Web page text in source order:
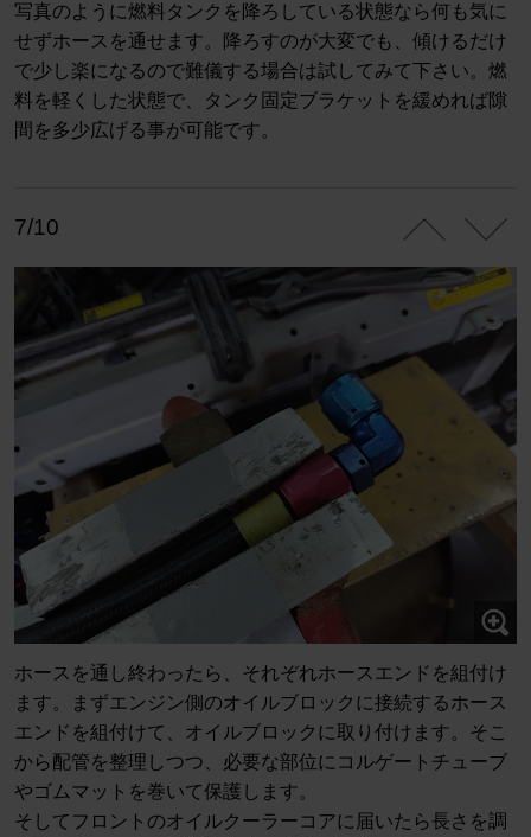
写真のように燃料タンクを降ろしている状態なら何も気に
せずホースを通せます。降ろすのが大変でも、傾けるだけ
で少し楽になるので難儀する場合は試してみて下さい。燃
料を軽くした状態で、タンク固定ブラケットを緩めれば隙
間を多少広げる事が可能です。
7/10
ホースを通し終わったら、それぞれホースエンドを組付け
ます。まずエンジン側のオイルブロックに接続するホース
エンドを組付けて、オイルブロックに取り付けます。そこ
から配管を整理しつつ、必要な部位にコルゲートチューブ
やゴムマットを巻いて保護します。
そしてフロントのオイルクーラーコアに届いたら長さを調